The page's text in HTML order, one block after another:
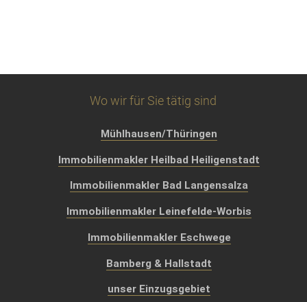
Wo wir für Sie tätig sind
Mühlhausen/Thüringen
Immobilienmakler Heilbad Heiligenstadt
Immobilienmakler Bad Langensalza
Immobilienmakler Leinefelde-Worbis
Immobilienmakler Eschwege
Bamberg & Hallstadt
unser Einzugsgebiet